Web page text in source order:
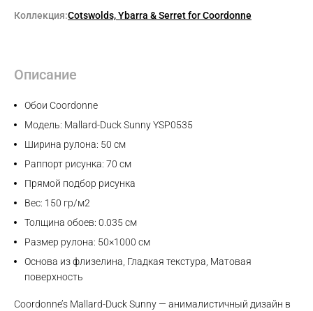
Коллекция:Cotswolds, Ybarra & Serret for Coordonne
Описание
Обои Coordonne
Модель: Mallard-Duck Sunny YSP0535
Ширина рулона: 50 см
Раппорт рисунка: 70 см
Прямой подбор рисунка
Вес: 150 гр/м2
Толщина обоев: 0.035 см
Размер рулона: 50×1000 см
Основа из флизелина, Гладкая текстура, Матовая
поверхность
Coordonne’s Mallard-Duck Sunny — анималистичный дизайн в